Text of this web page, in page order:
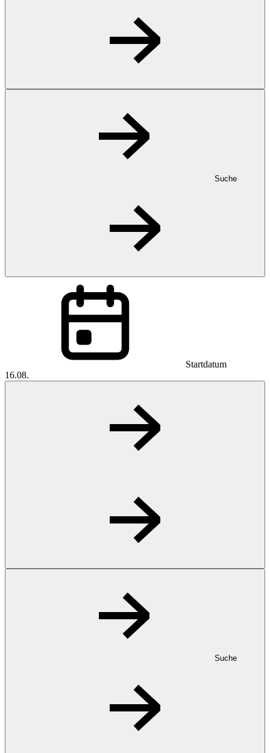
Suche
Startdatum
16.08.
Suche